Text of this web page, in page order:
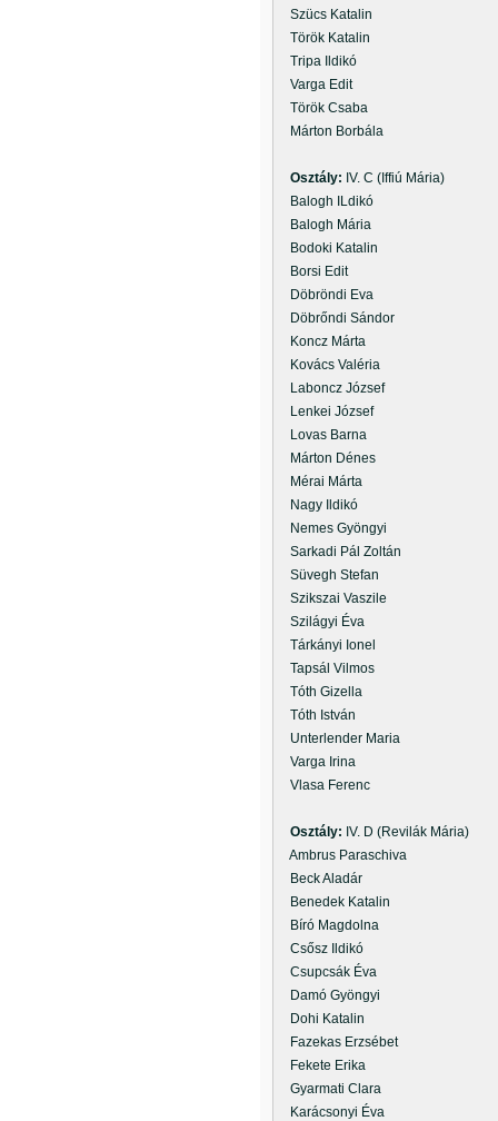
Szücs Katalin
Török Katalin
Tripa Ildikó
Varga Edit
Török Csaba
Márton Borbála
Osztály: IV. C (Iffiú Mária)
Balogh ILdikó
Balogh Mária
Bodoki Katalin
Borsi Edit
Döbröndi Eva
Döbrőndi Sándor
Koncz Márta
Kovács Valéria
Laboncz József
Lenkei József
Lovas Barna
Márton Dénes
Mérai Márta
Nagy Ildikó
Nemes Gyöngyi
Sarkadi Pál Zoltán
Süvegh Stefan
Szikszai Vaszile
Szilágyi Éva
Tárkányi Ionel
Tapsál Vilmos
Tóth Gizella
Tóth István
Unterlender Maria
Varga Irina
Vlasa Ferenc
Osztály: IV. D (Revilák Mária)
Ambrus Paraschiva
Beck Aladár
Benedek Katalin
Bíró Magdolna
Csősz Ildikó
Csupcsák Éva
Damó Gyöngyi
Dohi Katalin
Fazekas Erzsébet
Fekete Erika
Gyarmati Clara
Karácsonyi Éva